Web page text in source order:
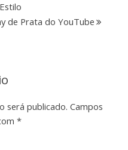
de Prata do YouTube
será publicado. Campos
*